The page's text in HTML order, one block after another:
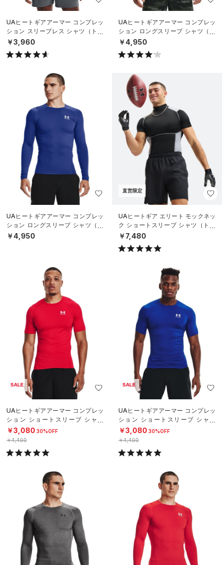
UAヒートギアアーマー コンプレッ
ション スリーブレス シャツ（トレ
ーニング/MEN）
￥3,960
UAヒートギアアーマー コンプレッ
ション ロングスリーブ シャツ（ト
レーニング/MEN）
￥4,950
UAヒートギアアーマー コンプレッ
ション ロングスリーブ シャツ（ト
レーニング/MEN）
￥4,950
直営限定
UAヒートギア エリート モックネッ
ク ショートスリーブ シャツ（トレ
ーニング/MEN）
￥7,480
SALE
UAヒートギアアーマー コンプレッ
ション ショートスリーブ シャツ
（トレーニング/MEN）
￥3,080 30%OFF
￥4,400
SALE
UAヒートギアアーマー コンプレッ
ション ショートスリーブ シャツ
（トレーニング/MEN）
￥3,080 30%OFF
￥4,400